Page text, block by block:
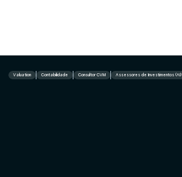
Valuation Contabilidade Consultor CVM Assessores de Investimentos (AI)